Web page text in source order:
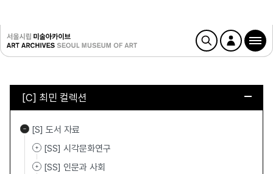
[C] 최민 컬렉션
[S] 도서 자료
[SS] 시각문화연구
[SS] 인문과 사회